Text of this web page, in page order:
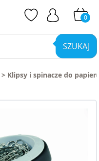
0
SZUKAJ
> Klipsy i spinacze do